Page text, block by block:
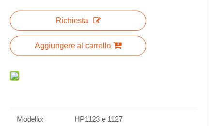
Richiesta
Aggiungere al carrello
Modello: HP1123 e 1127